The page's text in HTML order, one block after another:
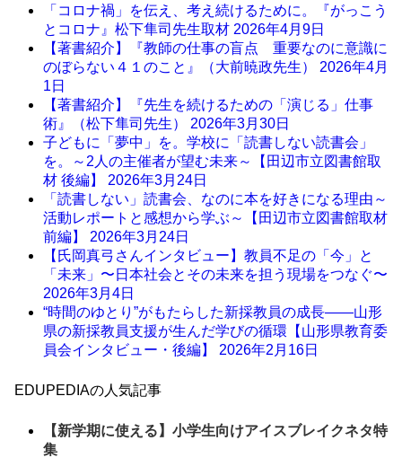
「コロナ禍」を伝え、考え続けるために。『がっこう
とコロナ』松下隼司先生取材 2026年4月9日
【著書紹介】『教師の仕事の盲点 重要なのに意識に
のぼらない４１のこと』（大前暁政先生） 2026年4月
1日
【著書紹介】『先生を続けるための「演じる」仕事
術』（松下隼司先生） 2026年3月30日
子どもに「夢中」を。学校に「読書しない読書会」
を。～2人の主催者が望む未来～【田辺市立図書館取
材 後編】 2026年3月24日
「読書しない」読書会、なのに本を好きになる理由～
活動レポートと感想から学ぶ～【田辺市立図書館取材
前編】 2026年3月24日
【氏岡真弓さんインタビュー】教員不足の「今」と
「未来」〜日本社会とその未来を担う現場をつなぐ〜
2026年3月4日
“時間のゆとり”がもたらした新採教員の成長――山形
県の新採教員支援が生んだ学びの循環【山形県教育委
員会インタビュー・後編】 2026年2月16日
EDUPEDIAの人気記事
【新学期に使える】小学生向けアイスブレイクネタ特
集